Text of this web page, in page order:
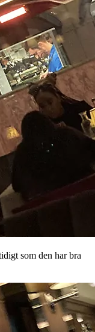
som den har bra